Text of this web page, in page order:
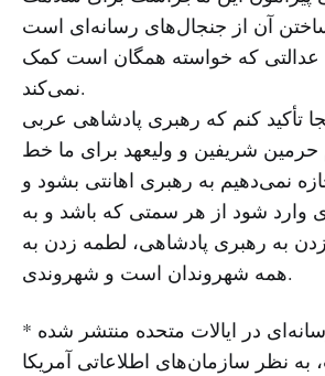
آن از جنجال‌های رسانه‌ای است
عدالتی که خواسته همگان است کمک
نمی‌کند.
تأکید کنم که رهبری پادشاهی عربی
شریفین و ولیعهد برای ما خط
نمی‌دهیم به رهبری اهانتی بشود و
وارد شود از هر سمتی که باشد و به
به رهبری پادشاهی، لطمه زدن به
همه شهروندان است و شهروندی.
* اما گزارش‌های رسانه‌ای در ایالات متحده منتشر شده
نظر سازمان‌های اطلاعاتی آمریکا